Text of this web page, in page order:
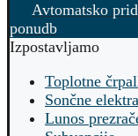
Avtomatsko
ponudb
Izpostavljamo
Toplotne
Sončne
Lunos